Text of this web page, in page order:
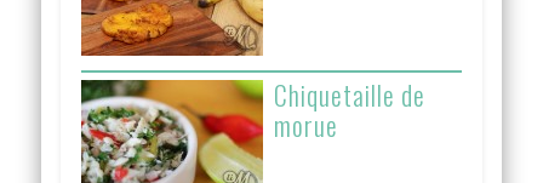
Chiquetaille de
morue